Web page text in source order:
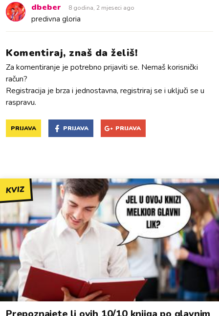
dbeber 8 godina, 2 mjeseci ago
predivna gloria
Komentiraj, znaš da želiš!
Za komentiranje je potrebno prijaviti se. Nemaš korisnički
račun?
Registracija je brza i jednostavna, registriraj se i uključi se u
raspravu.
PRIJAVA PRIJAVA PRIJAVA
KVIZ